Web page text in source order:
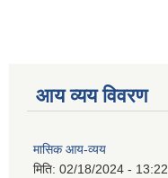
आय व्यय विवरण
मासिक आय-व्यय
मिति: 02/18/2024 - 13:22